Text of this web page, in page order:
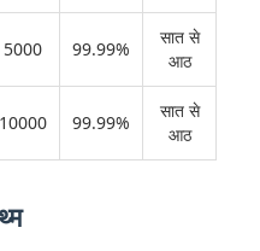
5000 99.99%
सात से
आठ
10000 99.99%
सात से
आठ